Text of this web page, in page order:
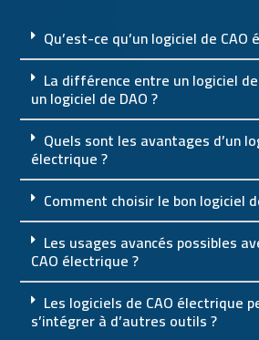
Qu’est-ce qu’un logiciel de CAO
La différence entre un logiciel
un logiciel de DAO ?
Quels sont les avantages d’un
électrique ?
Comment choisir le bon logiciel
Les usages avancés possibles
CAO électrique ?
Les logiciels de CAO électrique
s’intégrer à d’autres outils ?